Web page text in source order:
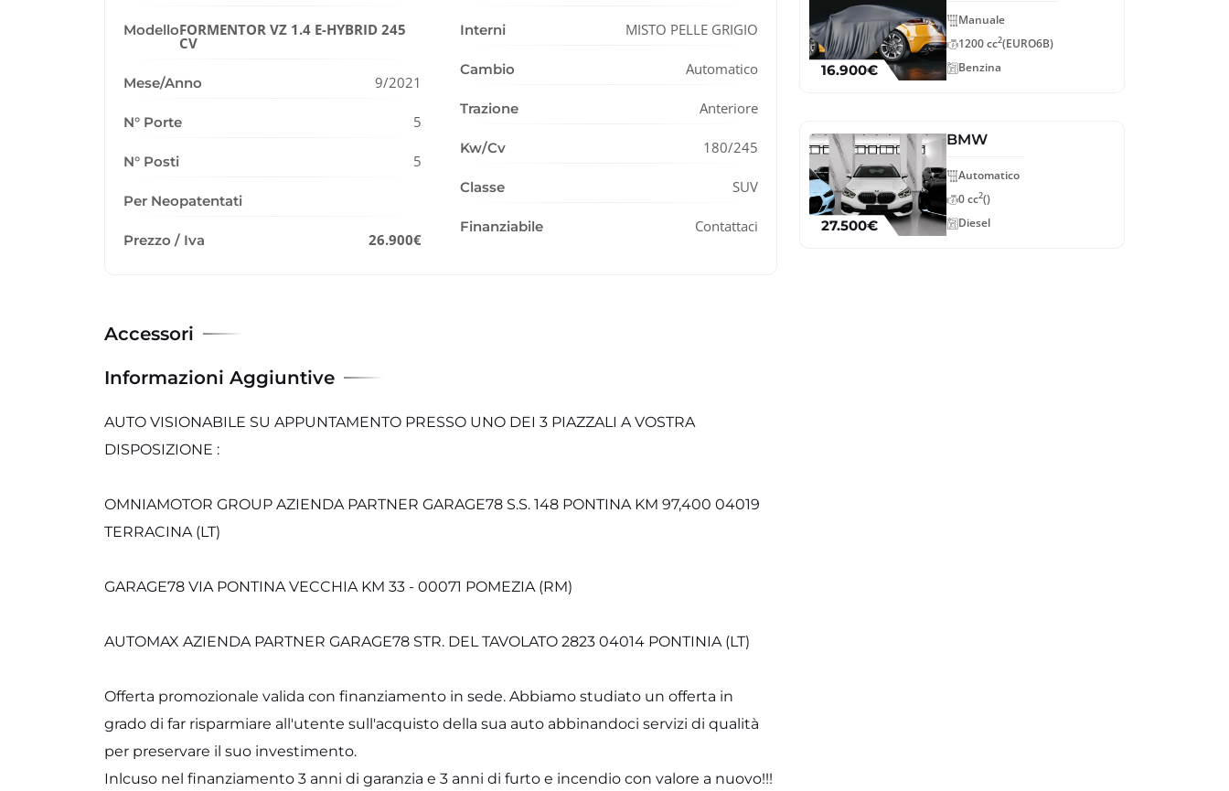
ModelloFORMENTOR VZ 1.4 E-HYBRID 245
CV
Mese/Anno 9/2021
N° Porte 5
N° Posti 5
Per Neopatentati
Prezzo / Iva 26.900€
Interni MISTO PELLE GRIGIO
Cambio Automatico
Trazione Anteriore
Kw/Cv 180/245
Classe SUV
Finanziabile Contattaci
Accessori
Informazioni Aggiuntive
AUTO VISIONABILE SU APPUNTAMENTO PRESSO UNO DEI 3 PIAZZALI A VOSTRA
DISPOSIZIONE :
OMNIAMOTOR GROUP AZIENDA PARTNER GARAGE78 S.S. 148 PONTINA KM 97,400 04019
TERRACINA (LT)
GARAGE78 VIA PONTINA VECCHIA KM 33 - 00071 POMEZIA (RM)
AUTOMAX AZIENDA PARTNER GARAGE78 STR. DEL TAVOLATO 2823 04014 PONTINIA (LT)
Offerta promozionale valida con finanziamento in sede. Abbiamo studiato un offerta in
grado di far risparmiare all'utente sull'acquisto della sua auto abbinandoci servizi di qualità
per preservare il suo investimento.
Inlcuso nel finanziamento 3 anni di garanzia e 3 anni di furto e incendio con valore a nuovo!!!
16.900€
Manuale
1200 cc2(EURO6B)
Benzina
27.500€
BMW
Automatico
0 cc2()
Diesel